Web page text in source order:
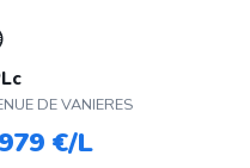
DE VANIERES
€/L